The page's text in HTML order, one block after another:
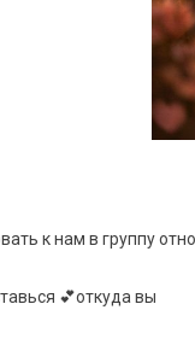
к нам в группу
💕откуда вы